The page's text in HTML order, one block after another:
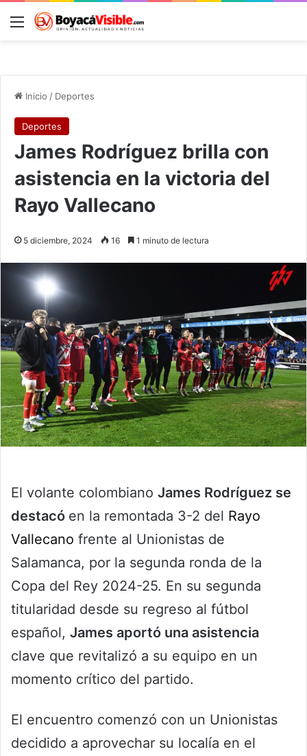
Menú
Inicio / Deportes
Deportes
James Rodríguez brilla con
asistencia en la victoria del
Rayo Vallecano
5 diciembre, 2024 16 1 minuto de lectura
El volante colombiano James Rodríguez se
destacó en la remontada 3-2 del Rayo
Vallecano frente al Unionistas de
Salamanca, por la segunda ronda de la
Copa del Rey 2024-25. En su segunda
titularidad desde su regreso al fútbol
español, James aportó una asistencia
clave que revitalizó a su equipo en un
momento crítico del partido.
El encuentro comenzó con un Unionistas
decidido a aprovechar su localía en el